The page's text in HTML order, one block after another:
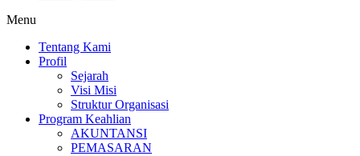
Menu
Tentang Kami
Profil
Sejarah
Visi Misi
Struktur Organisasi
Program Keahlian
AKUNTANSI
PEMASARAN